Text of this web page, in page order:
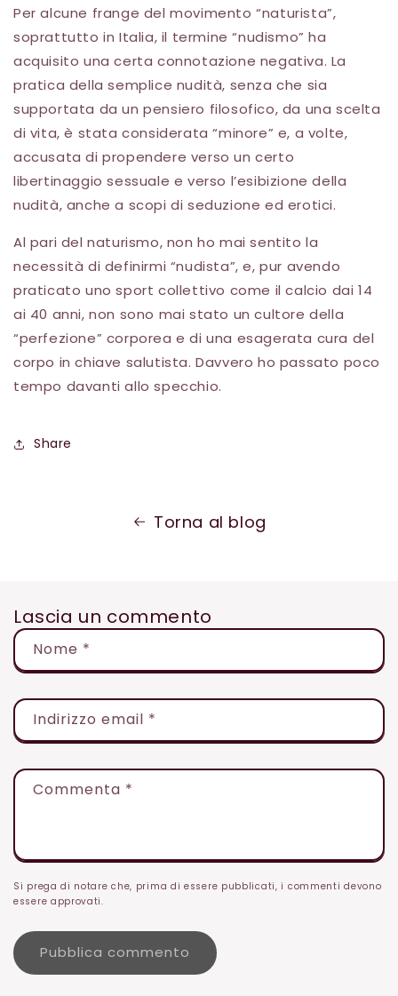
Per alcune frange del movimento “naturista”,
soprattutto in Italia, il termine “nudismo” ha
acquisito una certa connotazione negativa. La
pratica della semplice nudità, senza che sia
supportata da un pensiero filosofico, da una scelta
di vita, è stata considerata “minore” e, a volte,
accusata di propendere verso un certo
libertinaggio sessuale e verso l’esibizione della
nudità, anche a scopi di seduzione ed erotici.
Al pari del naturismo, non ho mai sentito la
necessità di definirmi “nudista”, e, pur avendo
praticato uno sport collettivo come il calcio dai 14
ai 40 anni, non sono mai stato un cultore della
“perfezione” corporea e di una esagerata cura del
corpo in chiave salutista. Davvero ho passato poco
tempo davanti allo specchio.
Share
Torna al blog
Lascia un commento
Nome *
Indirizzo email *
Commenta *
Si prega di notare che, prima di essere pubblicati, i commenti devono
essere approvati.